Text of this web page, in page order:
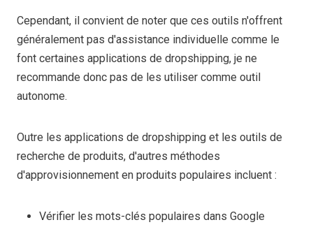
Cependant, il convient de noter que ces outils n'offrent
généralement pas d'assistance individuelle comme le
font certaines applications de dropshipping, je ne
recommande donc pas de les utiliser comme outil
autonome.
Outre les applications de dropshipping et les outils de
recherche de produits, d'autres méthodes
d'approvisionnement en produits populaires incluent :
Vérifier les mots-clés populaires dans Google